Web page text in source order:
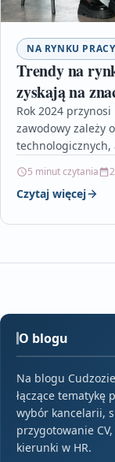
NA RYNKU PRACY
Trendy na
zyskają na
Rok 2024
zawodowy zależy
technologicznych,
5 minut czytania
Czytaj więcej
O blogu
Na blogu
łączące
wybór kancelarii,
przygotowanie
kierunki w HR.